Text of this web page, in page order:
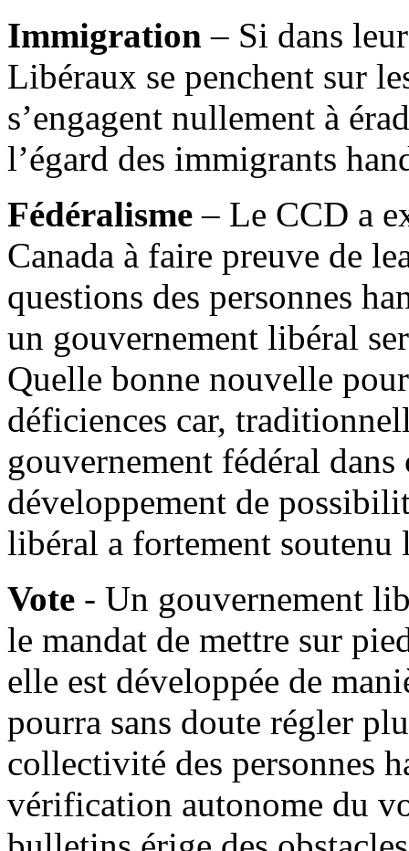
Immigration – Si dans
Libéraux se penchent sur
s’engagent nullement à
l’égard des immigrants
Fédéralisme– Le CCD a
Canada à faire preuve de
questions des personnes
un gouvernement libéral
Quelle bonne nouvelle
déficiences car,
gouvernement fédéral
développement de
libéral a fortement soutenu
Vote - Un gouvernement
le mandat de mettre sur
elle est développée de
pourra sans doute régler
collectivité des personnes
vérification autonome du